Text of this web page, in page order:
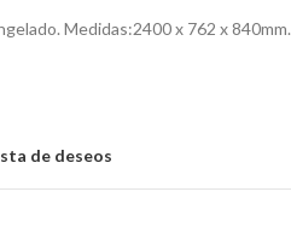
Medidas:2400 x 762 x 840mm.
de deseos